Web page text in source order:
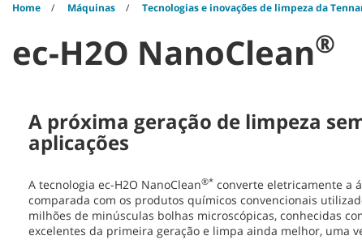
Home Máquinas Tecnologias e inovações de limpeza da
ec-H2O NanoClean®
A próxima geração de limpeza
aplicações
A tecnologia ec-H2O NanoClean®* converte eletricamente a
comparada com os produtos químicos convencionais
milhões de minúsculas bolhas microscópicas, conhecidas
excelentes da primeira geração e limpa ainda melhor, uma